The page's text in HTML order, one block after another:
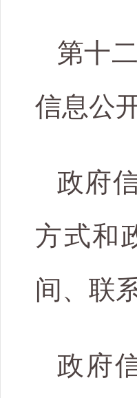
第十
信息公
政府
方式和
间、联
政府